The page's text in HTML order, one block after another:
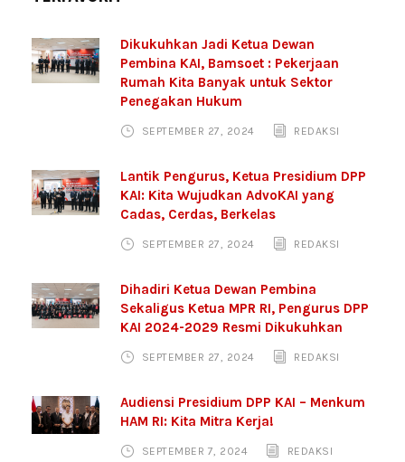
Dikukuhkan Jadi Ketua Dewan
Pembina KAI, Bamsoet : Pekerjaan
Rumah Kita Banyak untuk Sektor
Penegakan Hukum
SEPTEMBER 27, 2024 REDAKSI
Lantik Pengurus, Ketua Presidium DPP
KAI: Kita Wujudkan AdvoKAI yang
Cadas, Cerdas, Berkelas
SEPTEMBER 27, 2024 REDAKSI
Dihadiri Ketua Dewan Pembina
Sekaligus Ketua MPR RI, Pengurus DPP
KAI 2024-2029 Resmi Dikukuhkan
SEPTEMBER 27, 2024 REDAKSI
Audiensi Presidium DPP KAI – Menkum
HAM RI: Kita Mitra Kerja!
SEPTEMBER 7, 2024 REDAKSI